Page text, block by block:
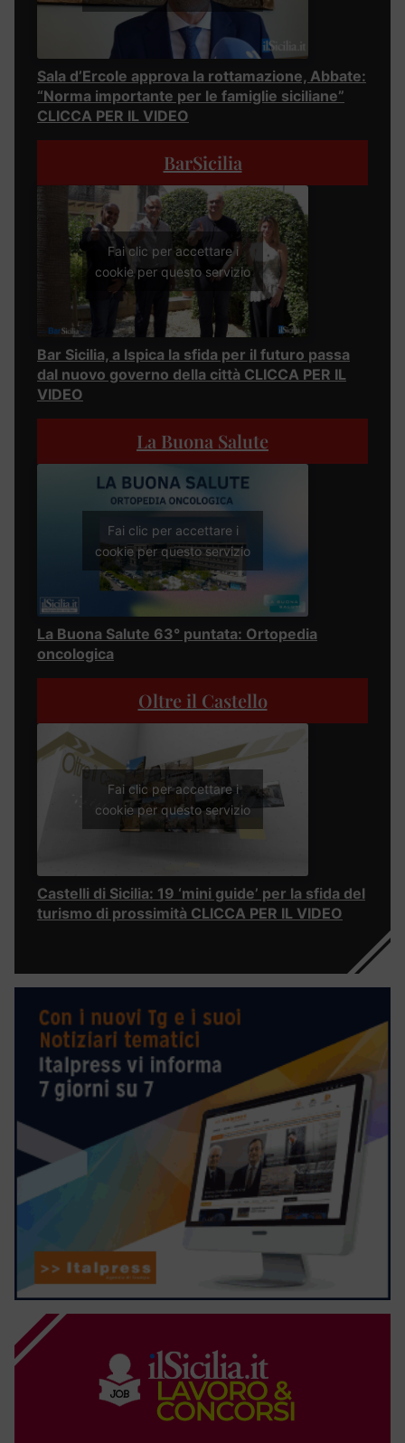
Sala d’Ercole approva la rottamazione, Abbate:
“Norma importante per le famiglie siciliane”
CLICCA PER IL VIDEO
BarSicilia
Fai clic per accettare i
cookie per questo servizio
Bar Sicilia, a Ispica la sfida per il futuro passa
dal nuovo governo della città CLICCA PER IL
VIDEO
La Buona Salute
Fai clic per accettare i
cookie per questo servizio
La Buona Salute 63° puntata: Ortopedia
oncologica
Oltre il Castello
Fai clic per accettare i
cookie per questo servizio
Castelli di Sicilia: 19 ‘mini guide’ per la sfida del
turismo di prossimità CLICCA PER IL VIDEO